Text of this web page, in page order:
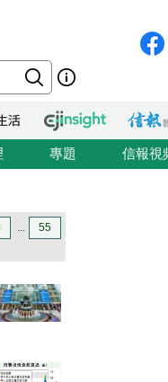
專題 信報視
... 55